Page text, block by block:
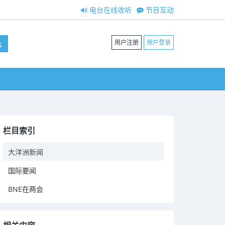
节目互动
电台在线收听
用户注册 用户登录
栏目索引
大洋洲新闻
国际要闻
BNE在两会